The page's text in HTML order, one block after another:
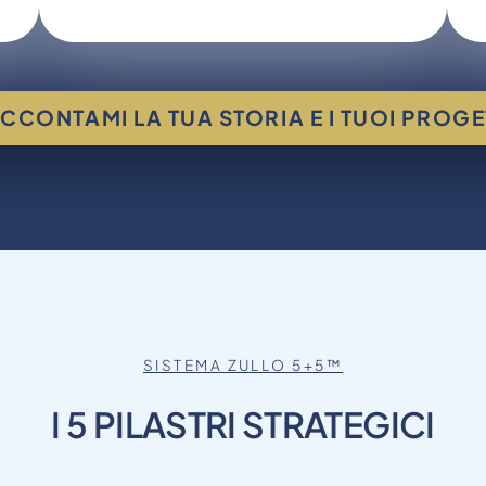
LA TUA STORIA E I TUOI
SISTEMA ZULLO 5+5™
I 5 PILASTRI STRATEGICI